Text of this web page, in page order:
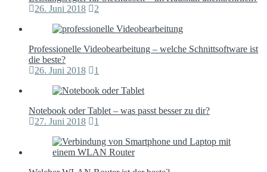
26. Juni 2018
2
Professionelle Videobearbeitung – welche Schnittsoftware ist
die beste?
26. Juni 2018
1
Notebook oder Tablet – was passt besser zu dir?
27. Juni 2018
1